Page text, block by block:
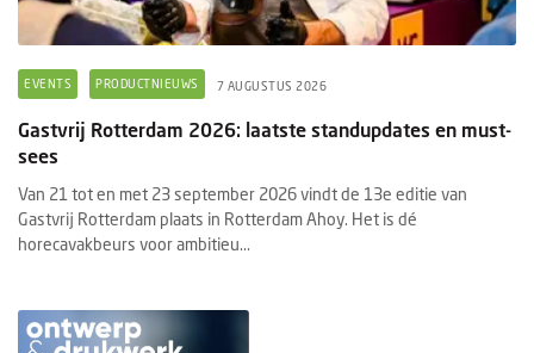
EVENTS PRODUCTNIEUWS 7 AUGUSTUS 2026
Gastvrij Rotterdam 2026: laatste standupdates en must-
sees
Van 21 tot en met 23 september 2026 vindt de 13e editie van
Gastvrij Rotterdam plaats in Rotterdam Ahoy. Het is dé
horecavakbeurs voor ambitieu...